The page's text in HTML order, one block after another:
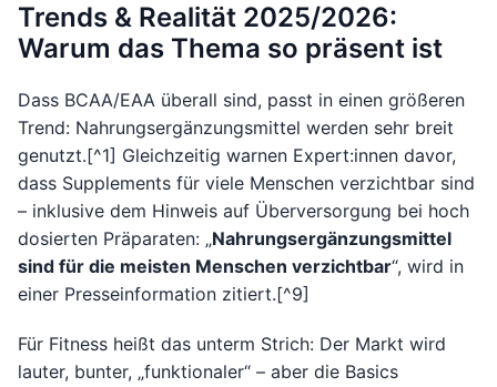
Trends & Realität 2025/2026:
Warum das Thema so präsent ist
Dass BCAA/EAA überall sind, passt in einen größeren
Trend: Nahrungsergänzungsmittel werden sehr breit
genutzt.[^1] Gleichzeitig warnen Expert:innen davor,
dass Supplements für viele Menschen verzichtbar sind
– inklusive dem Hinweis auf Überversorgung bei hoch
dosierten Präparaten: „Nahrungsergänzungsmittel
sind für die meisten Menschen verzichtbar“, wird in
einer Presseinformation zitiert.[^9]
Für Fitness heißt das unterm Strich: Der Markt wird
lauter, bunter, „funktionaler“ – aber die Basics